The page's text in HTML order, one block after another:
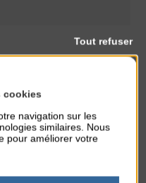
cookies
navigation sur les
similaires. Nous
pour améliorer votre
Tout refuser